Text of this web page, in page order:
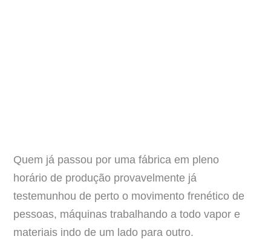
Quem já passou por uma fábrica em pleno
horário de produção provavelmente já
testemunhou de perto o movimento frenético de
pessoas, máquinas trabalhando a todo vapor e
materiais indo de um lado para outro.